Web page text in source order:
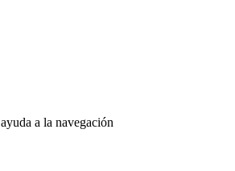
a la navegación